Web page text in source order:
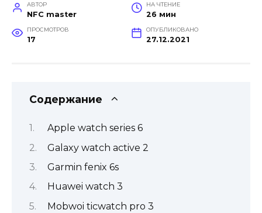
АВТОР
NFC master
НА ЧТЕНИЕ
26 мин
ПРОСМОТРОВ
17
ОПУБЛИКОВАНО
27.12.2021
Содержание
Apple watch series 6
Galaxy watch active 2
Garmin fenix 6s
Huawei watch 3
Mobwoi ticwatch pro 3